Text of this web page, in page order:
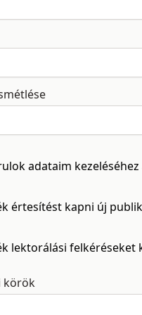
adataim kezeléséhez
értesítést kapni új
lektorálási felkéréseket
körök